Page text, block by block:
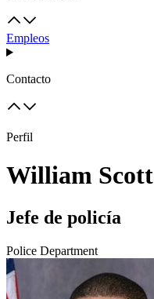
Empleos
Contacto
Perfil
William Scott
Jefe de policía
Police Department